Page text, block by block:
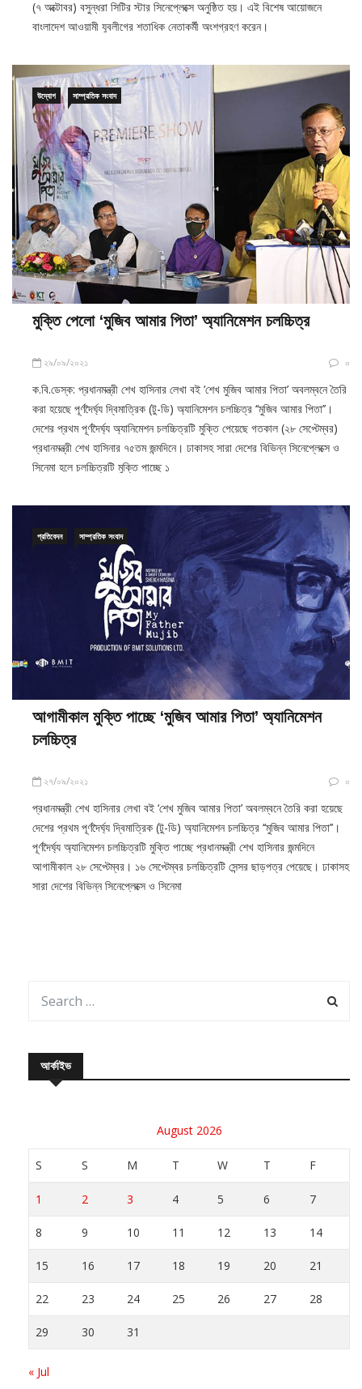
বাংলাদেশ আওয়ামী যুবলীগের শতাধিক নেতাকর্মী অংশগ্রহণ করেন।
উদ্যোগ সাম্প্রতিক সংবাদ
মুক্তি পেলো ‘মুজিব আমার পিতা’ অ্যানিমেশন চলচ্চিত্র
ক.বি.ডেস্ক: প্রধানমন্ত্রী শেখ হাসিনার লেখা বই ‘শেখ মুজিব আমার পিতা’ অবলম্বনে তৈরি
করা হয়েছে পূর্ণদৈর্ঘ্য দ্বিমাত্রিক (টু-ডি) অ্যানিমেশন চলচ্চিত্র ‘‘মুজিব আমার পিতা’’।
দেশের প্রথম পূর্ণদৈর্ঘ্য অ্যানিমেশন চলচ্চিত্রটি মুক্তি পেয়েছে গতকাল (২৮ সেপ্টেম্বর)
প্রধানমন্ত্রী শেখ হাসিনার ৭৫তম জন্মদিনে। ঢাকাসহ সারা দেশের বিভিন্ন সিনেপ্লেক্সে ও
সিনেমা হলে চলচ্চিত্রটি মুক্তি পাচ্ছে ১
আগামীকাল মুক্তি পাচ্ছে ‘মুজিব আমার পিতা’ অ্যানিমেশন
চলচ্চিত্র
প্রধানমন্ত্রী শেখ হাসিনার লেখা বই ‘শেখ মুজিব আমার পিতা’ অবলম্বনে তৈরি করা হয়েছে
দেশের প্রথম পূর্ণদৈর্ঘ্য দ্বিমাত্রিক (টু-ডি) অ্যানিমেশন চলচ্চিত্র ‘‘মুজিব আমার পিতা’’।
পূর্ণদৈর্ঘ্য অ্যানিমেশন চলচ্চিত্রটি মুক্তি পাচ্ছে প্রধানমন্ত্রী শেখ হাসিনার জন্মদিনে
আগামীকাল ২৮ সেপ্টেম্বর। ১৬ সেপ্টেম্বর চলচ্চিত্রটি সেন্সর ছাড়পত্র পেয়েছে। ঢাকাসহ
সারা দেশের বিভিন্ন সিনেপ্লেক্সে ও সিনেমা
S S M T W T F
8 9 10 11 12 13 14
15 16 17 18 19 20 21
22 23 24 25 26 27 28
29 30 31